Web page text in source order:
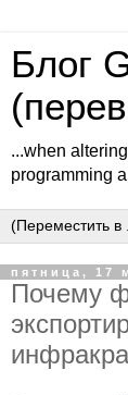
Блог
...when
programming
пятница, 17
Почему